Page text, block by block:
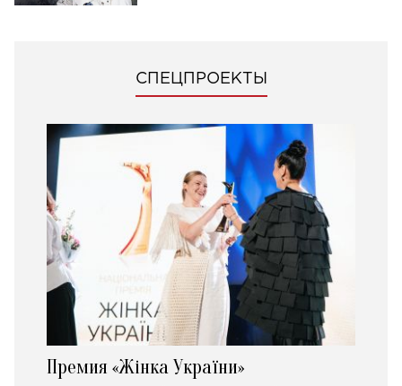
СПЕЦПРОЕКТЫ
Премия «Жінка України»